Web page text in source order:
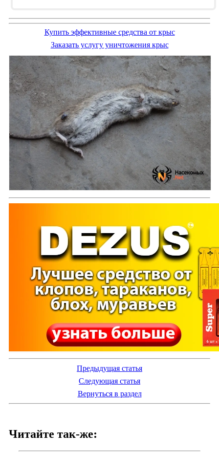
Купить эффективные средства от крыс
Заказать услугу уничтожения крыс
Предыдущая статья
Следующая статья
Вернуться в раздел
Читайте так-же: